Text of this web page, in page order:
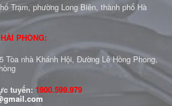
Trạm, phường Long Biên, thành phố Hà
PHÒNG:
Tòa nhà Khánh Hội, Đường Lê Hồng Phong,
tuyến: 1900.599.979